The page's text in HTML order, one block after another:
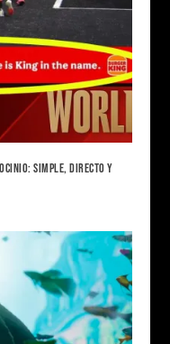
SIMPLE, DIRECTO Y